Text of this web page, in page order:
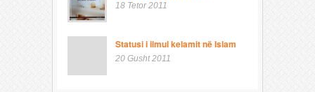
18 Tetor 2011
Statusi i ilmul kelamit në Islam
20 Gusht 2011